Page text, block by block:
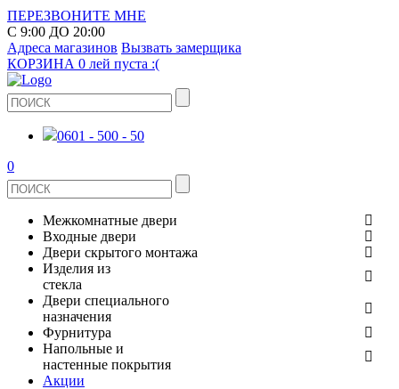
ПЕРЕЗВОНИТЕ МНЕ
С 9:00 ДО 20:00
Адреса магазинов Вызвать замерщика
КОРЗИНА 0 лей пуста :(
0601 - 500 - 50
0
Межкомнатные двери
ШПОНИРОВАНЫЕ
ЭКОШПОН
ЭМАЛЬ
ИЗ МАССИВА СОСНЫ
Входные двери
МЕТАЛЛИЧЕСКИЕ ДВЕРИ
В КВАРТИРУ
ДЛЯ ДОМА
Двери скрытого монтажа
СТЕКЛЯННЫЕ
ЗЕРКАЛЬНЫЕ
КЕРАМОГРАНИТ
Изделия из
стекла
ДВЕРИ
ДУШЕВЫЕ КАБИНЫ И ПЕРЕГОРОДКИ
Двери специального
назначения
ПРОТИВОПОЖАРНЫЕ
Фурнитура
ДВЕРНЫЕ РУЧКИ
Напольные и
настенные покрытия
Акции